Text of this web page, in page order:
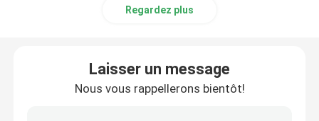
Regardez plus
Laisser un message
Nous vous rappellerons bientôt!